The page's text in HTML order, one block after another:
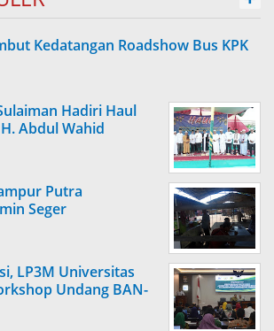
Kedatangan Roadshow Bus KPK
Hadiri Haul
Abdul Wahid
Putra
Seger
LP3M Universitas
Undang BAN-